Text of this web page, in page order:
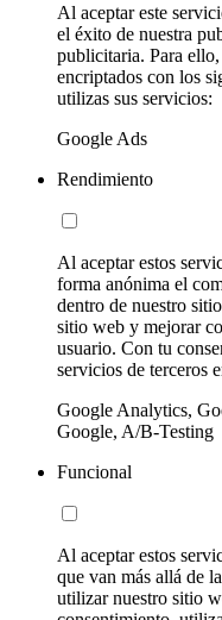
Al aceptar este
el éxito de nuestra
publicitaria. Para ello,
encriptados con los
utilizas sus servicios:
Google Ads
Rendimiento
Al aceptar estos
forma anónima el
dentro de nuestro
sitio web y mejorar
usuario. Con tu
servicios de terceros
Google Analytics,
Google, A/B-Testing
Funcional
Al aceptar estos
que van más allá de
utilizar nuestro sitio